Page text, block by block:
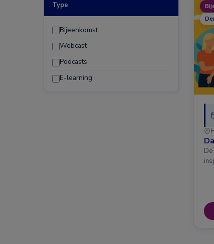
Type
Bijeenkomst
Webcast
Podcasts
E-learning